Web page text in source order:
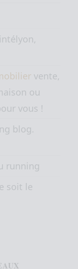
vente,
ou
vous !
blog.
running
soit le